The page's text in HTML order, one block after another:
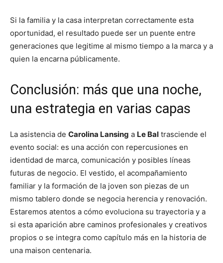
Si la familia y la casa interpretan correctamente esta
oportunidad, el resultado puede ser un puente entre
generaciones que legitime al mismo tiempo a la marca y a
quien la encarna públicamente.
Conclusión: más que una noche,
una estrategia en varias capas
La asistencia de Carolina Lansing a Le Bal trasciende el
evento social: es una acción con repercusiones en
identidad de marca, comunicación y posibles líneas
futuras de negocio. El vestido, el acompañamiento
familiar y la formación de la joven son piezas de un
mismo tablero donde se negocia herencia y renovación.
Estaremos atentos a cómo evoluciona su trayectoria y a
si esta aparición abre caminos profesionales y creativos
propios o se integra como capítulo más en la historia de
una maison centenaria.